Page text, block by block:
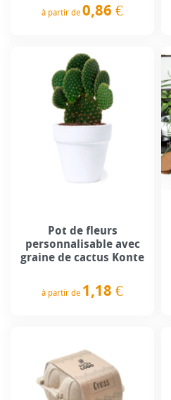
à partir de 0,86 €
Pot de fleurs
personnalisable avec
graine de cactus Konte
à partir de 1,18 €